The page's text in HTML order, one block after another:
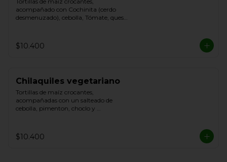
acompañado con Cochinita (cerdo
desmenuzado), cebolla, Tómate, queso
$10.400
Chilaquiles vegetariano
Tortillas de maíz crocantes,
acompañadas con un salteado de
cebolla, pimenton, choclo y
$10.400